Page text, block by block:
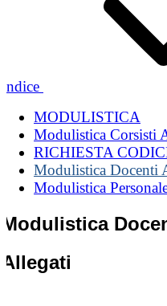
Indice
MODULISTICA
Modulistica Corsisti
RICHIESTA
Modulistica Docenti
Modulistica
Modulistica
Allegati